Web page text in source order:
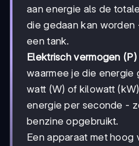
aan energie als de
die gedaan kan
een tank.
Elektrisch vermogen (P)
waarmee je die energie
watt (W) of kilowatt
energie per seconde -
benzine opgebruikt.
Een apparaat met